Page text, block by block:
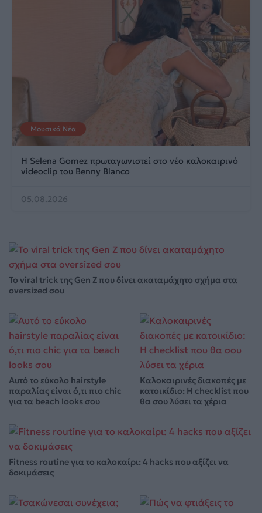
Μουσικά Νέα
Η Selena Gomez πρωταγωνιστεί στο νέο καλοκαιρινό
videoclip του Benny Blanco
05.08.2026
Το viral trick της Gen Z που δίνει ακαταμάχητο σχήμα στα
oversized σου
Αυτό το εύκολο hairstyle
παραλίας είναι ό,τι πιο chic
για τα beach looks σου
Καλοκαιρινές διακοπές με
κατοικίδιο: Η checklist που
θα σου λύσει τα χέρια
Fitness routine για το καλοκαίρι: 4 hacks που αξίζει να
δοκιμάσεις